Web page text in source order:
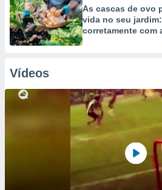
As cascas de ovo
vida no seu
corretamente com
Vídeos